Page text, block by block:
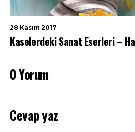
28 Kasım 2017
Kaselerdeki Sanat Eserleri –
0 Yorum
Cevap yaz